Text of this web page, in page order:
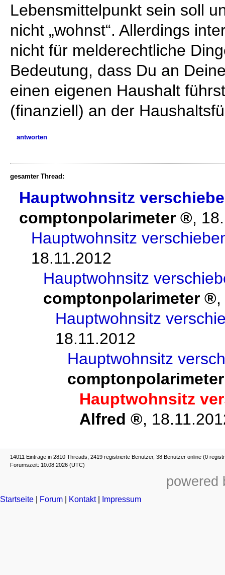
Lebensmittelpunkt sein soll
nicht „wohnst“. Allerdings
nicht für melderechtliche
Bedeutung, dass Du an
einen eigenen Haushalt
(finanziell) an der
antworten
gesamter Thread:
Hauptwohnsitz
comptonpolarimeter
,
Hauptwohnsitz
18.11.2012
Hauptwohnsitz
comptonpolarimeter
,
Hauptwohnsitz
18.11.2012
Hauptwohnsitz
comptonpolarimeter
Hauptwohnsitz
Alfred
,
14011 Einträge in 2810 Threads, 2419 registrierte Benutzer, 38 Benutzer online (0
Forumszeit: 10.08.2026 (UTC)
powered
Startseite Forum Kontakt| Impressum